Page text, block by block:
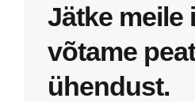
Jätke meile
võtame
ühendust.